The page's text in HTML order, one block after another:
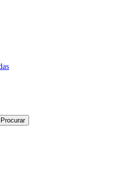
Procurar